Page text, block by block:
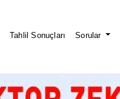
Tahlil Sonuçları Sorular